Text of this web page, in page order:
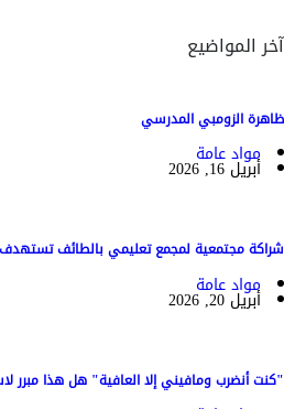
آخر المواضيع
ظاهرة الزومبي المدرسي
مواد عامة
أبريل 16, 2026
شراكة مجتمعية لمجمع تعليمي بالطائف تستهدف
مواد عامة
أبريل 20, 2026
"كنت أنضرب ومافيني إلا العافية" هل هذا مبرر